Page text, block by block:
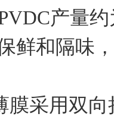
产量约
鲜和隔味
采用双向